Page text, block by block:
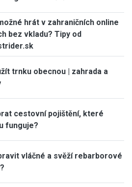
hrát v zahraničních online
bez vkladu? Tipy od
trnku obecnou | zahrada a
cestovní pojištění, které
funguje?
vláčné a svěží rebarborové